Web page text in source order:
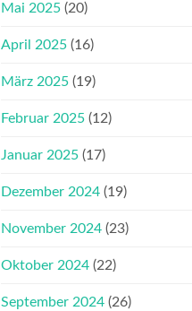
Mai 2025 (20)
April 2025 (16)
März 2025 (19)
Februar 2025 (12)
Januar 2025 (17)
Dezember 2024 (19)
November 2024 (23)
Oktober 2024 (22)
September 2024 (26)